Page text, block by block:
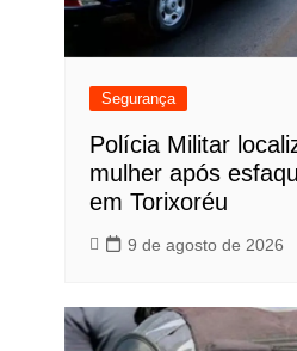
Segurança
Polícia Militar
mulher após
em Torixoréu
9 de agosto de 2026